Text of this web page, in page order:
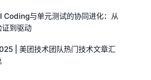
Coding与单元测试的协同进化：从
证到驱动
| 美团技术团队热门技术文章汇